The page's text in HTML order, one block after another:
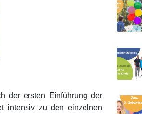
der ersten Einführung der
intensiv zu den einzelnen